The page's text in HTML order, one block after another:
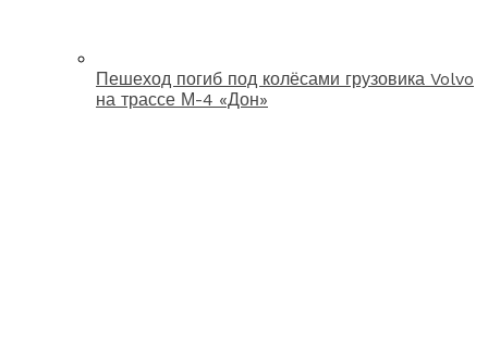
Пешеход погиб под колёсами грузовика Volvo
на трассе М-4 «Дон»